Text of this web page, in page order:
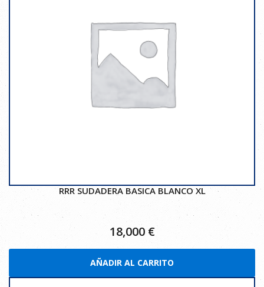
RRR SUDADERA BASICA BLANCO XL
18,000 €
AÑADIR AL CARRITO